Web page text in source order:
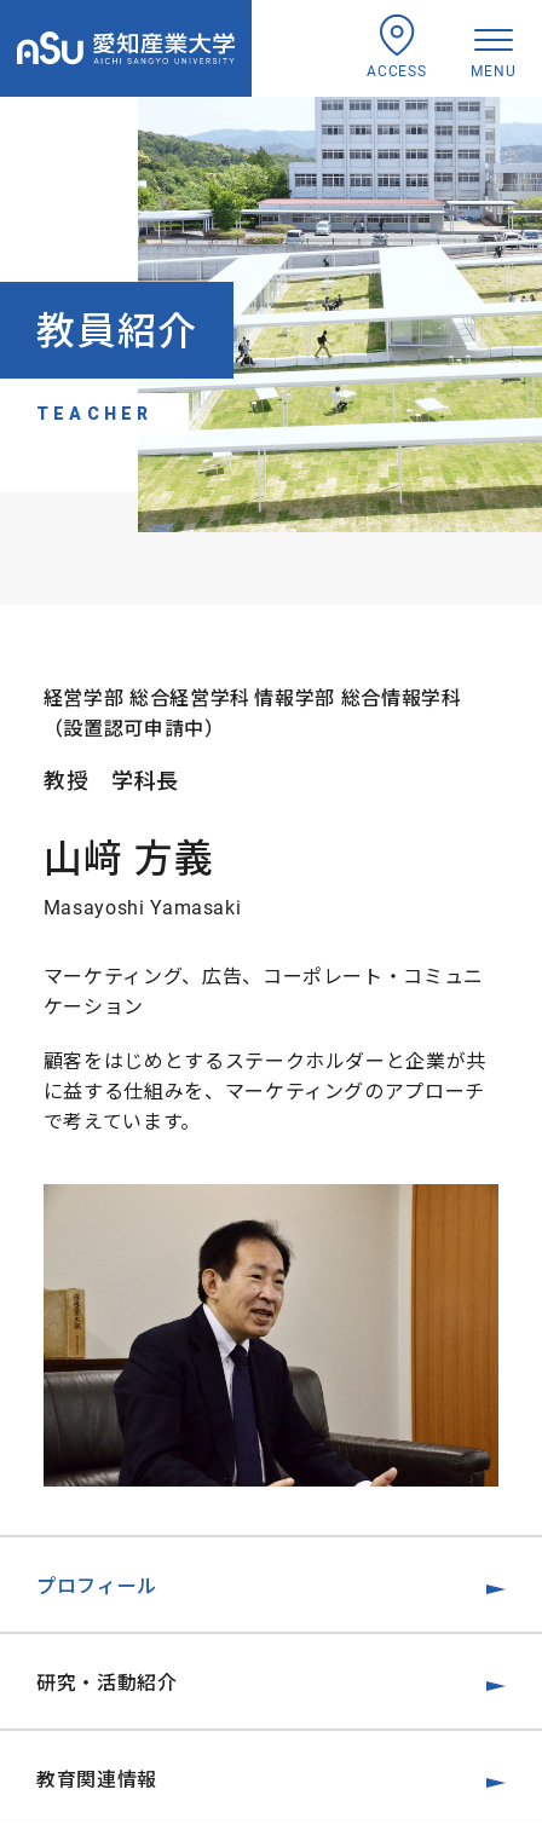
ACCESS MENU
教員紹介
TEACHER
経営学部 総合経営学科情報学部 総合情報学科
（設置認可申請中）
教授 学科長
山﨑 方義
Masayoshi Yamasaki
マーケティング、広告、コーポレート・コミュニ
ケーション
顧客をはじめとするステークホルダーと企業が共
に益する仕組みを、マーケティングのアプローチ
で考えています。
プロフィール
研究・活動紹介
教育関連情報